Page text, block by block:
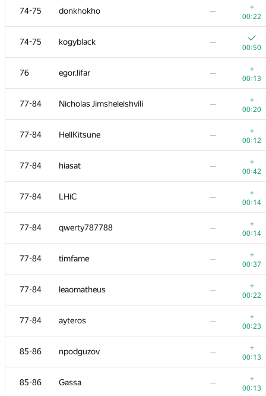
74-75 donkhokho —
+
00:22
74-75 kogyblack —
00:50
76 egor.lifar —
+
00:13
77-84 Nicholas Jimsheleishvili —
+
00:20
77-84 HellKitsune —
+
00:12
77-84 hiasat —
+
00:42
77-84 LHiC —
+
00:14
77-84 qwerty787788 —
+
00:14
77-84 timfame —
+
00:37
77-84 leaomatheus —
+
00:22
77-84 ayteros —
+
00:23
85-86 npodguzov —
+
00:13
85-86 Gassa —
+
00:13
57 a.speedster
00:24
58 pperm86
00:23
59 Motarack
00:26
60-61 Egor
00:07
60-61 victoragnez
00:43
62 natsugiri
00:17
63-64 percywtc
00:27
63-64 roman-melnyk
00:18
65 Марат Юлдашев
00:19
66 andrew.mischenko8
00:52
67
00:28
68-70 ariacas
00:10
68-70 nikusha birkadze
00:32